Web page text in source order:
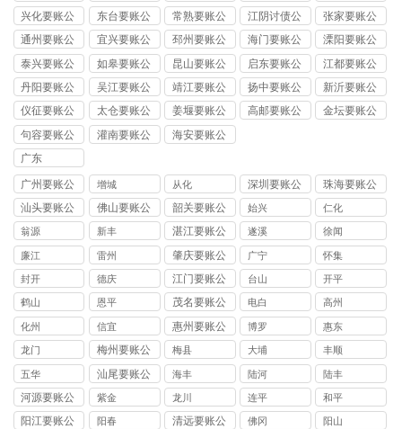
司
兴化要账公
司
东台要账公
司
常熟要账公
司
江阴讨债公
司
张家要账公
司
通州要账公
司
宜兴要账公
司
邳州要账公
司
海门要账公
司
溧阳要账公
司
泰兴要账公
司
如皋要账公
司
昆山要账公
司
启东要账公
司
江都要账公
司
丹阳要账公
司
吴江要账公
司
靖江要账公
司
扬中要账公
司
新沂要账公
司
仪征要账公
司
太仓要账公
司
姜堰要账公
司
高邮要账公
金坛要账公
句容要账公
司
灌南要账公
海安要账公
广东
广州要账公
司
增城 从化
深圳要账公
司
珠海要账公
司
汕头要账公
司
佛山要账公
司
韶关要账公
司
始兴 仁化
翁源 新丰
湛江要账公
司
遂溪 徐闻
廉江 雷州
肇庆要账公
司
广宁 怀集
封开 德庆
江门要账公
司
台山 开平
鹤山 恩平
茂名要账公
司
电白 高州
化州 信宜
惠州要账公
司
博罗 惠东
龙门
梅州要账公
司
梅县 大埔 丰顺
五华
汕尾要账公
司
海丰 陆河 陆丰
河源要账公
司
紫金 龙川 连平 和平
阳江要账公
阳春
清远要账公
佛冈 阳山